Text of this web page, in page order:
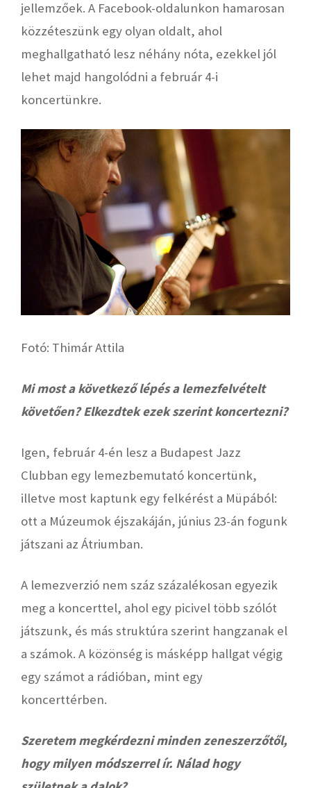
jellemzőek. A Facebook-oldalunkon hamarosan
közzéteszünk egy olyan oldalt, ahol
meghallgatható lesz néhány nóta, ezekkel jól
lehet majd hangolódni a február 4-i
koncertünkre.
Fotó: Thimár Attila
Mi most a következő lépés a lemezfelvételt
követően? Elkezdtek ezek szerint koncertezni?
Igen, február 4-én lesz a Budapest Jazz
Clubban egy lemezbemutató koncertünk,
illetve most kaptunk egy felkérést a Müpából:
ott a Múzeumok éjszakáján, június 23-án fogunk
játszani az Átriumban.
A lemezverzió nem száz százalékosan egyezik
meg a koncerttel, ahol egy picivel több szólót
játszunk, és más struktúra szerint hangzanak el
a számok. A közönség is másképp hallgat végig
egy számot a rádióban, mint egy
koncerttérben.
Szeretem megkérdezni minden zeneszerzőtől,
hogy milyen módszerrel ír. Nálad hogy